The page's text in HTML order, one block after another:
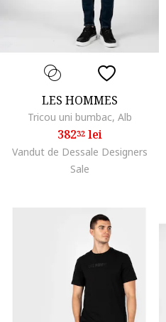
LES HOMMES
Tricou uni bumbac, Alb
38232lei
Vandut de Dessale Designers
Sale